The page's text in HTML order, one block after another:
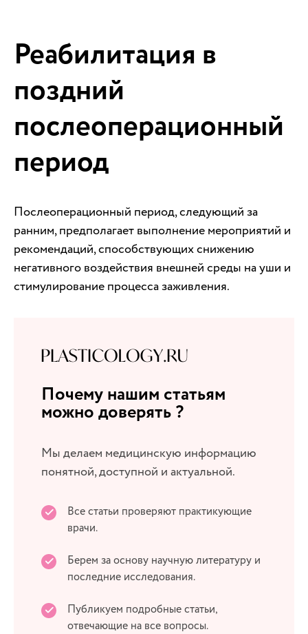
Реабилитация в
поздний
послеоперационный
период
Послеоперационный период, следующий за
ранним, предполагает выполнение мероприятий и
рекомендаций, способствующих снижению
негативного воздействия внешней среды на уши и
стимулирование процесса заживления.
Почему нашим статьям
можно доверять ?
Мы делаем медицинскую информацию
понятной, доступной и актуальной.
Все статьи проверяют практикующие
врачи.
Берем за основу научную литературу и
последние исследования.
Публикуем подробные статьи,
отвечающие на все вопросы.